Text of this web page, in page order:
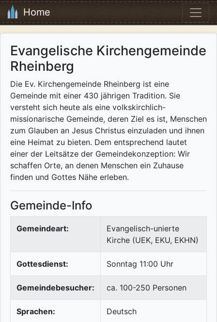
Home
Evangelische Kirchengemeinde
Rheinberg
Die Ev. Kirchengemeinde Rheinberg ist eine
Gemeinde mit einer 430 jährigen Tradition. Sie
versteht sich heute als eine volkskirchlich-
missionarische Gemeinde, deren Ziel es ist, Menschen
zum Glauben an Jesus Christus einzuladen und ihnen
eine Heimat zu bieten. Dem entsprechend lautet
einer der Leitsätze der Gemeindekonzeption: Wir
schaffen Orte, an denen Menschen ein Zuhause
finden und Gottes Nähe erleben.
Gemeinde-Info
Gemeindeart:
Evangelisch-unierte
Kirche (UEK, EKU, EKHN)
Gottesdienst: Sonntag 11:00 Uhr
Gemeindebesucher: ca. 100-250 Personen
Sprachen: Deutsch